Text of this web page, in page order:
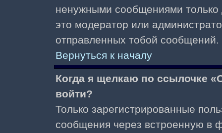
ненужными сообщениями только
это модератор или
отправленных тобой сообщений.
Вернуться к началу
Когда я щелкаю по ссылочке
войти?
Только зарегистрированные
сообщения через встроенную в